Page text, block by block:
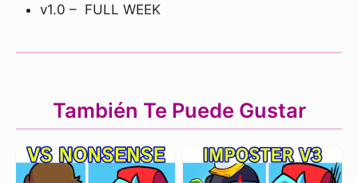
v1.0 – FULL WEEK
También Te Puede Gustar